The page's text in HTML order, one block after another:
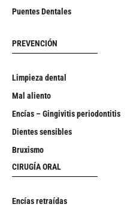
Puentes Dentales
PREVENCIÓN
Limpieza dental
Mal aliento
Encías – Gingivitis periodontitis
Dientes sensibles
Bruxismo
CIRUGÍA ORAL
Encías retraídas